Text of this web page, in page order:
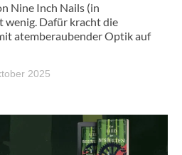
Nine Inch Nails (in
wenig. Dafür kracht die
atemberaubender Optik auf
2025